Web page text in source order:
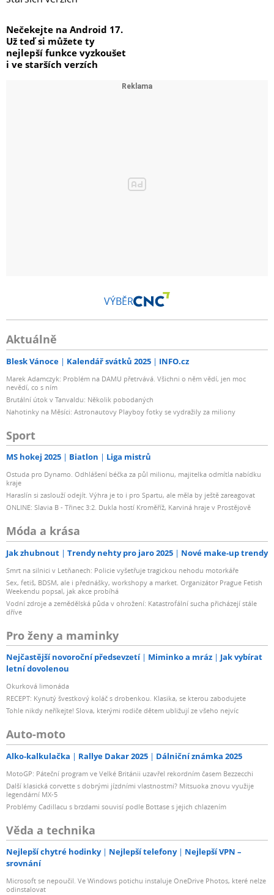
Nečekejte na Android 17.
Už teď si můžete ty
nejlepší funkce vyzkoušet
i ve starších verzích
VÝBĚR
Aktuálně
Blesk Vánoce Kalendář svátků 2025 INFO.cz
Marek Adamczyk: Problém na DAMU přetrvává. Všichni o něm vědí, jen moc
nevědí, co s ním
Brutální útok v Tanvaldu: Několik pobodaných
Nahotinky na Měsíci: Astronautovy Playboy fotky se vydražily za miliony
Sport
MS hokej 2025 Biatlon Liga mistrů
Ostuda pro Dynamo. Odhlášení béčka za půl milionu, majitelka odmítla nabídku
kraje
Haraslín si zaslouží odejít. Výhra je to i pro Spartu, ale měla by ještě zareagovat
ONLINE: Slavia B - Třinec 3:2. Dukla hostí Kroměříž, Karviná hraje v Prostějově
Móda a krása
Jak zhubnout Trendy nehty pro jaro 2025 Nové make-up trendy
Smrt na silnici v Letňanech: Policie vyšetřuje tragickou nehodu motorkáře
Sex, fetiš, BDSM, ale i přednášky, workshopy a market. Organizátor Prague Fetish
Weekendu popsal, jak akce probíhá
Vodní zdroje a zemědělská půda v ohrožení: Katastrofální sucha přicházejí stále
dříve
Pro ženy a maminky
Nejčastější novoroční předsevzetí Miminko a mráz
Jak vybírat
letní dovolenou
Okurková limonáda
RECEPT: Kynutý švestkový koláč s drobenkou. Klasika, se kterou zabodujete
Tohle nikdy neříkejte! Slova, kterými rodiče dětem ubližují ze všeho nejvíc
Auto-moto
Alko-kalkulačka Rallye Dakar 2025 Dálniční známka 2025
MotoGP: Páteční program ve Velké Británii uzavřel rekordním časem Bezzecchi
Další klasická corvette s dobrými jízdními vlastnostmi? Mitsuoka znovu využije
legendární MX-5
Problémy Cadillacu s brzdami souvisí podle Bottase s jejich chlazením
Věda a technika
Nejlepší chytré hodinky Nejlepší telefony
Nejlepší VPN –
srovnání
Microsoft se nepoučil. Ve Windows potichu instaluje OneDrive Photos, které nelze
odinstalovat